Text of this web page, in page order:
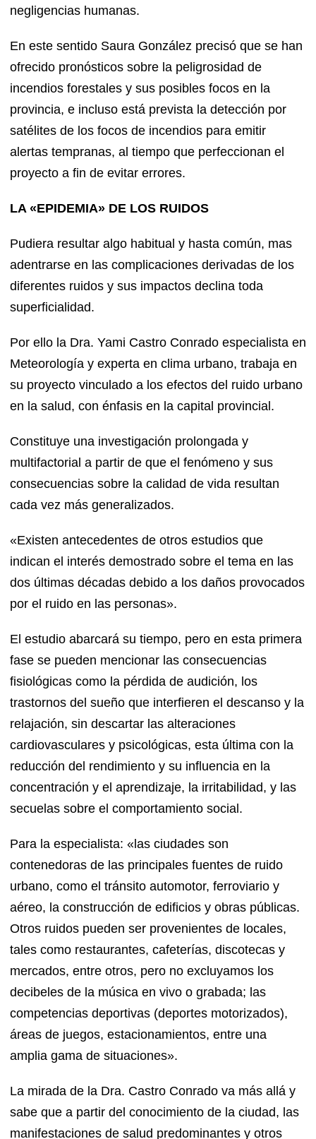
negligencias humanas.
En este sentido Saura González precisó que se han
ofrecido pronósticos sobre la peligrosidad de
incendios forestales y sus posibles focos en la
provincia, e incluso está prevista la detección por
satélites de los focos de incendios para emitir
alertas tempranas, al tiempo que perfeccionan el
proyecto a fin de evitar errores.
LA «EPIDEMIA» DE LOS RUIDOS
Pudiera resultar algo habitual y hasta común, mas
adentrarse en las complicaciones derivadas de los
diferentes ruidos y sus impactos declina toda
superficialidad.
Por ello la Dra. Yami Castro Conrado especialista en
Meteorología y experta en clima urbano, trabaja en
su proyecto vinculado a los efectos del ruido urbano
en la salud, con énfasis en la capital provincial.
Constituye una investigación prolongada y
multifactorial a partir de que el fenómeno y sus
consecuencias sobre la calidad de vida resultan
cada vez más generalizados.
«Existen antecedentes de otros estudios que
indican el interés demostrado sobre el tema en las
dos últimas décadas debido a los daños provocados
por el ruido en las personas».
El estudio abarcará su tiempo, pero en esta primera
fase se pueden mencionar las consecuencias
fisiológicas como la pérdida de audición, los
trastornos del sueño que interfieren el descanso y la
relajación, sin descartar las alteraciones
cardiovasculares y psicológicas, esta última con la
reducción del rendimiento y su influencia en la
concentración y el aprendizaje, la irritabilidad, y las
secuelas sobre el comportamiento social.
Para la especialista: «las ciudades son
contenedoras de las principales fuentes de ruido
urbano, como el tránsito automotor, ferroviario y
aéreo, la construcción de edificios y obras públicas.
Otros ruidos pueden ser provenientes de locales,
tales como restaurantes, cafeterías, discotecas y
mercados, entre otros, pero no excluyamos los
decibeles de la música en vivo o grabada; las
competencias deportivas (deportes motorizados),
áreas de juegos, estacionamientos, entre una
amplia gama de situaciones».
La mirada de la Dra. Castro Conrado va más allá y
sabe que a partir del conocimiento de la ciudad, las
manifestaciones de salud predominantes y otros